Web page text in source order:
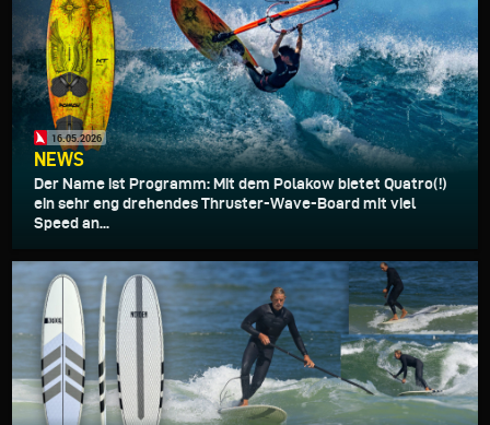
16.05.2026
NEWS
Der Name ist Programm: Mit dem Polakow bietet Quatro(!)
ein sehr eng drehendes Thruster-Wave-Board mit viel
Speed an...